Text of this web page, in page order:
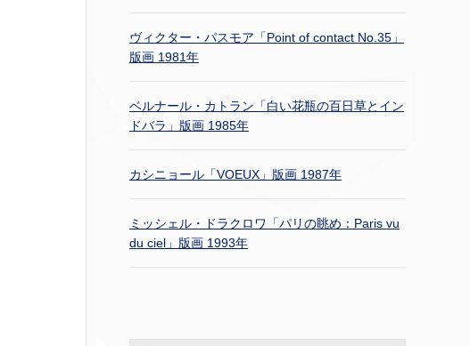
ヴィクター・パスモア「Point of contact No.35」
版画 1981年
ベルナール・カトラン「白い花瓶の百日草とイン
ドバラ」版画 1985年
カシニョール「VOEUX」版画 1987年
ミッシェル・ドラクロワ「パリの眺め：Paris vu
du ciel」版画 1993年